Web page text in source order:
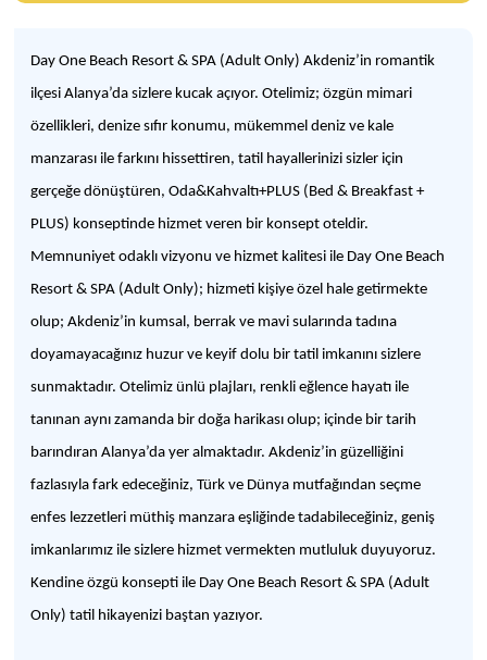
Day One Beach Resort & SPA (Adult Only) Akdeniz’in romantik
ilçesi Alanya’da sizlere kucak açıyor. Otelimiz; özgün mimari
özellikleri, denize sıfır konumu, mükemmel deniz ve kale
manzarası ile farkını hissettiren, tatil hayallerinizi sizler için
gerçeğe dönüştüren, Oda&Kahvaltı+PLUS (Bed & Breakfast +
PLUS) konseptinde hizmet veren bir konsept oteldir.
Memnuniyet odaklı vizyonu ve hizmet kalitesi ile Day One Beach
Resort & SPA (Adult Only); hizmeti kişiye özel hale getirmekte
olup; Akdeniz’in kumsal, berrak ve mavi sularında tadına
doyamayacağınız huzur ve keyif dolu bir tatil imkanını sizlere
sunmaktadır. Otelimiz ünlü plajları, renkli eğlence hayatı ile
tanınan aynı zamanda bir doğa harikası olup; içinde bir tarih
barındıran Alanya’da yer almaktadır. Akdeniz’in güzelliğini
fazlasıyla fark edeceğiniz, Türk ve Dünya mutfağından seçme
enfes lezzetleri müthiş manzara eşliğinde tadabileceğiniz, geniş
imkanlarımız ile sizlere hizmet vermekten mutluluk duyuyoruz.
Kendine özgü konsepti ile Day One Beach Resort & SPA (Adult
Only) tatil hikayenizi baştan yazıyor.